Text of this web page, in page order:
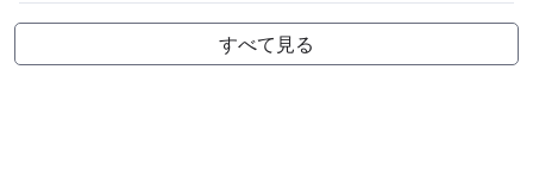
すべて見る